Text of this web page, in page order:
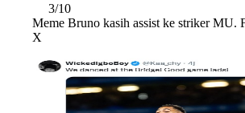
3/10
Meme Bruno kasih assist ke striker MU.
X